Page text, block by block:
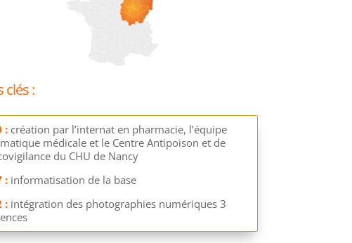
clés :
:création par l’internat en pharmacie, l’équipe
médicale et le Centre Antipoison et de
du CHU de Nancy
:informatisation de la base
:intégration des photographies numériques 3